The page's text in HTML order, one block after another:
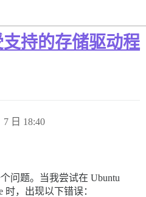
持的存储驱动程
7 日 18:40
问题。当我尝试在 Ubuntu
时，出现以下错误：